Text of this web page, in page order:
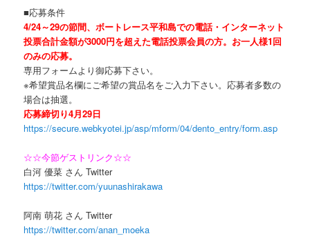
■応募条件
4/24～29の節間、ボートレース平和島での電話・インターネット
投票合計金額が3000円を超えた電話投票会員の方。お一人様1回
のみの応募。
専用フォームより御応募下さい。
※希望賞品名欄にご希望の賞品名をご入力下さい。応募者多数の
場合は抽選。
応募締切り4月29日
https://secure.webkyotei.jp/asp/mform/04/dento_entry/form.asp
☆☆今節ゲストリンク☆☆
白河 優菜 さん Twitter
https://twitter.com/yuunashirakawa
阿南 萌花 さん Twitter
https://twitter.com/anan_moeka